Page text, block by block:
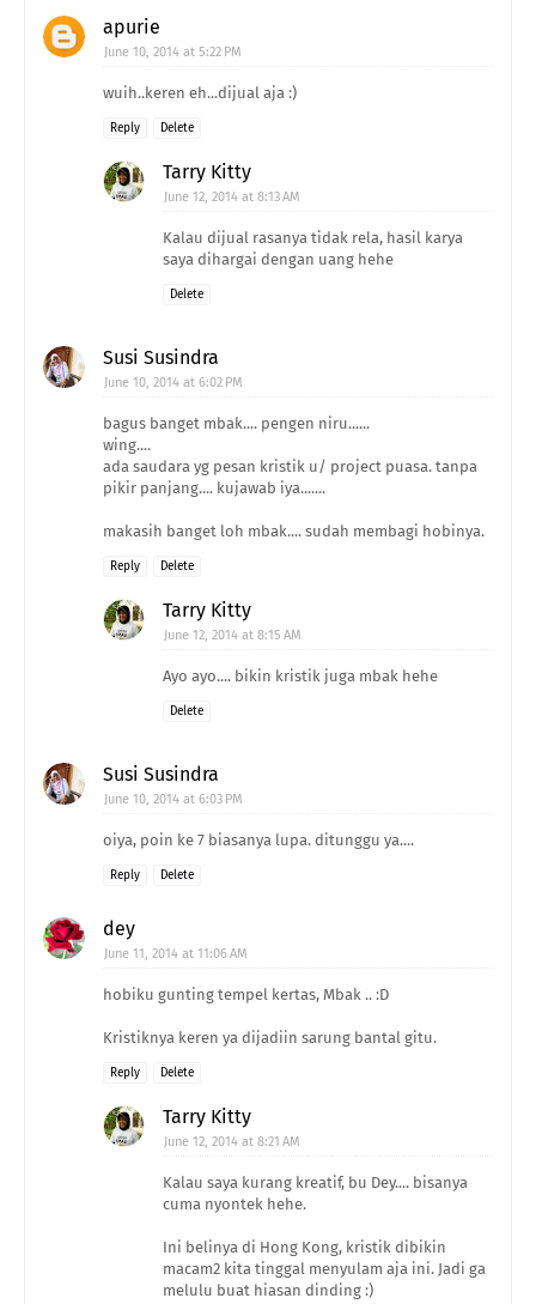
apurie
June 10, 2014 at 5:22 PM
wuih..keren eh...dijual aja :)
Reply Delete
Tarry Kitty
June 12, 2014 at 8:13 AM
Kalau dijual rasanya tidak rela, hasil karya
saya dihargai dengan uang hehe
Delete
Susi Susindra
June 10, 2014 at 6:02 PM
bagus banget mbak.... pengen niru......
wing....
ada saudara yg pesan kristik u/ project puasa. tanpa
pikir panjang.... kujawab iya.......
makasih banget loh mbak.... sudah membagi hobinya.
Reply Delete
Tarry Kitty
June 12, 2014 at 8:15 AM
Ayo ayo.... bikin kristik juga mbak hehe
Delete
Susi Susindra
June 10, 2014 at 6:03 PM
oiya, poin ke 7 biasanya lupa. ditunggu ya....
Reply Delete
dey
June 11, 2014 at 11:06 AM
hobiku gunting tempel kertas, Mbak .. :D
Kristiknya keren ya dijadiin sarung bantal gitu.
Reply Delete
Tarry Kitty
June 12, 2014 at 8:21 AM
Kalau saya kurang kreatif, bu Dey.... bisanya
cuma nyontek hehe.
Ini belinya di Hong Kong, kristik dibikin
macam2 kita tinggal menyulam aja ini. Jadi ga
melulu buat hiasan dinding :)